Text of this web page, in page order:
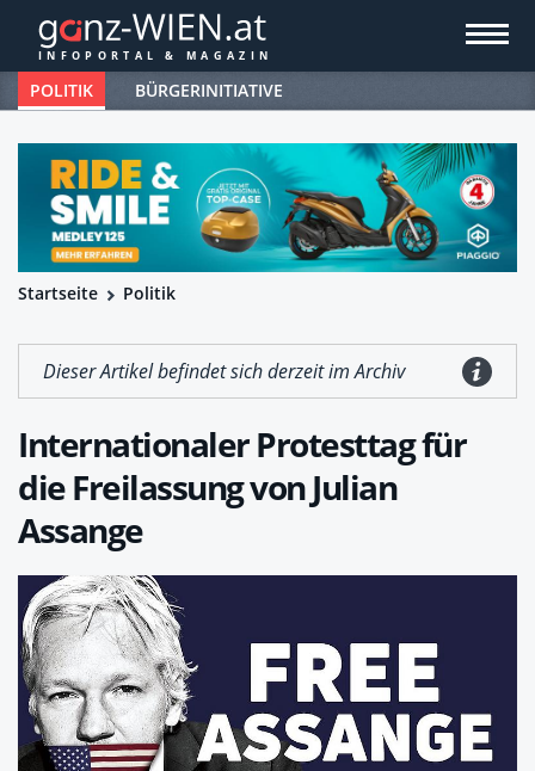
POLITIK BÜRGERINITIATIVE
Startseite Politik
Dieser Artikel befindet sich derzeit im Archiv
Internationaler Protesttag für
die Freilassung von Julian
Assange